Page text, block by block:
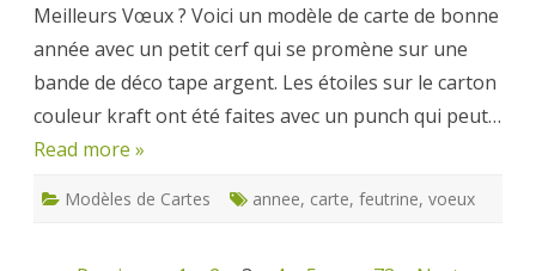
encore
temps
Meilleurs Vœux ? Voici un modèle de carte de bonne
année avec un petit cerf qui se promène sur une
bande de déco tape argent. Les étoiles sur le carton
couleur kraft ont été faites avec un punch qui peut…
Read more »
Modèles de Cartes annee, carte, feutrine, voeux